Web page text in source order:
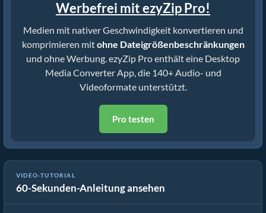
Werbefrei mit ezyZip Pro!
Medien mit nativer Geschwindigkeit konvertieren und
komprimieren mitohne Dateigrößenbeschränkungen
und ohne Werbung. ezyZip Pro enthält eine Desktop
Media Converter App, die 140+ Audio- und
Videoformate unterstützt.
Pro testen
VIDEO-TUTORIAL
60-Sekunden-Anleitung ansehen
So reduzieren Sie die mkv-Auflösung (Einfache Anleitung)